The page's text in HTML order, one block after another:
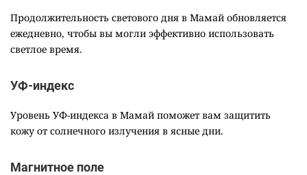
Продолжительность светового дня в Мамай обновляется
ежедневно, чтобы вы могли эффективно использовать
светлое время.
УФ-индекс
Уровень УФ-индекса в Мамай поможет вам защитить
кожу от солнечного излучения в ясные дни.
Магнитное поле